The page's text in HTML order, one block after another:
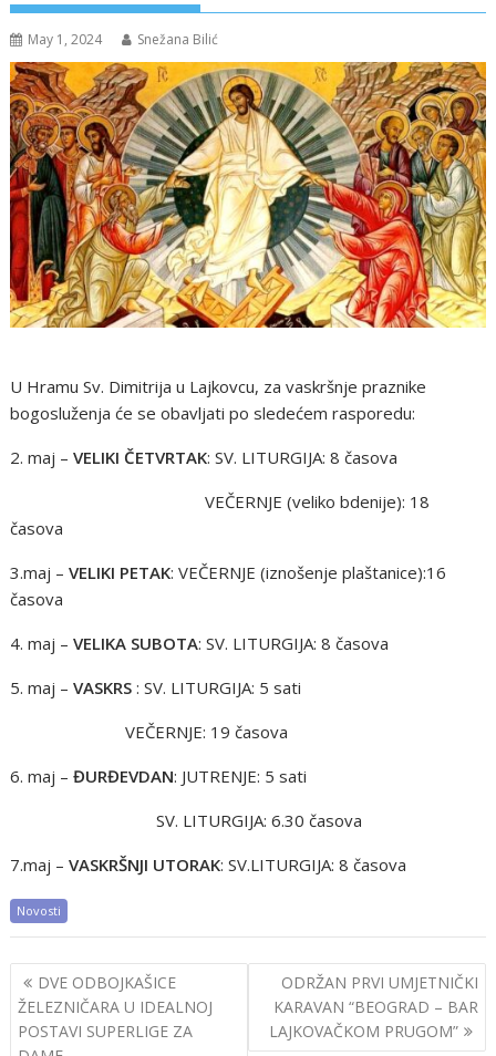
May 1, 2024 Snežana Bilić
U Hramu Sv. Dimitrija u Lajkovcu, za vaskršnje praznike
bogosluženja će se obavljati po sledećem rasporedu:
2. maj –VELIKI ČETVRTAK: SV. LITURGIJA: 8 časova
VEČERNJE (veliko bdenije): 18
časova
3.maj –VELIKI PETAK: VEČERNJE (iznošenje plaštanice):16
časova
4. maj –VELIKA SUBOTA: SV. LITURGIJA: 8 časova
5. maj –VASKRS : SV. LITURGIJA: 5 sati
VEČERNJE: 19 časova
6. maj –ĐURĐEVDAN: JUTRENJE: 5 sati
SV. LITURGIJA: 6.30 časova
7.maj –VASKRŠNJI UTORAK: SV.LITURGIJA: 8 časova
Novosti
Post
navigation
DVE ODBOJKAŠICE
ŽELEZNIČARA U IDEALNOJ
POSTAVI SUPERLIGE ZA
ODRŽAN PRVI UMJETNIČKI
KARAVAN “BEOGRAD – BAR
LAJKOVAČKOM PRUGOM”